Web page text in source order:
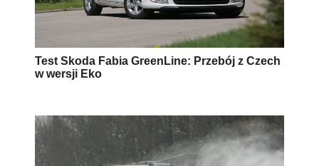
Test Skoda Fabia GreenLine: Przebój z Czech
w wersji Eko